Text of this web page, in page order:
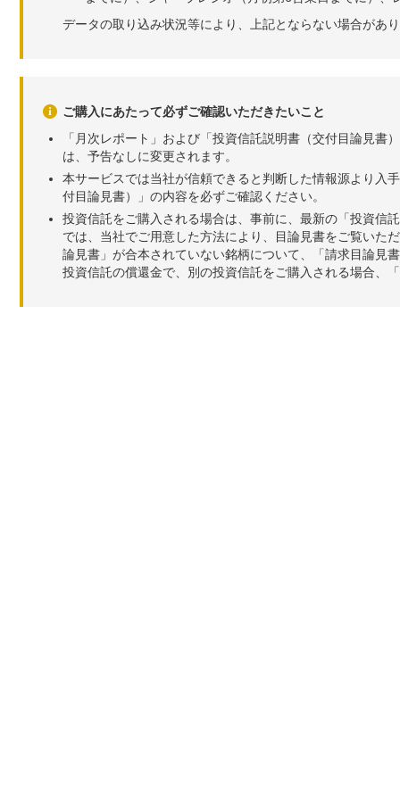
データの取り込み状況等により、上記とならない場合があ
ご購入にあたって必ずご確認いただきたいこと
「月次レポート」および「投資信託説明書（交付目論見
は、予告なしに変更されます。
本サービスでは当社が信頼できると判断した情報源より入
付目論見書）」の内容を必ずご確認ください。
投資信託をご購入される場合は、事前に、最新の「投資信
では、当社でご用意した方法により、目論見書をご覧いた
論見書」が合本されていない銘柄について、「請求目論見
投資信託の償還金で、別の投資信託をご購入される場合、